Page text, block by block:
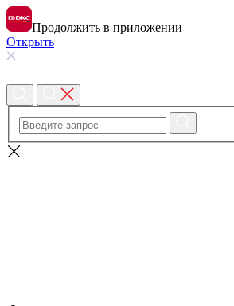
Продолжить в приложении
Открыть